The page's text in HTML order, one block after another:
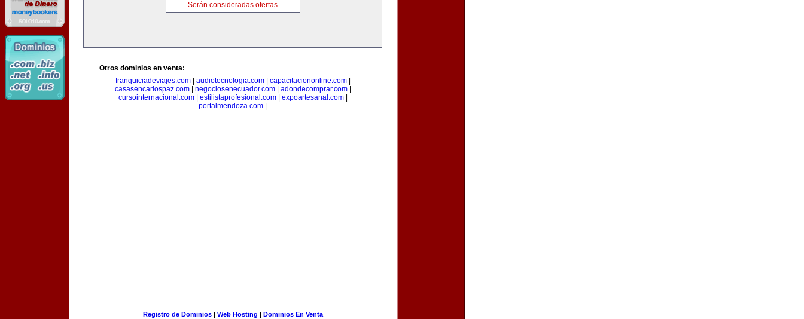
Serán consideradas ofertas
Otros dominios en venta:
franquiciadeviajes.com| audiotecnologia.com| capacitaciononline.com|
casasencarlospaz.com| negociosenecuador.com| adondecomprar.com|
cursointernacional.com| estilistaprofesional.com| expoartesanal.com|
portalmendoza.com
Registro de Dominios| Web Hosting | Dominios En Venta